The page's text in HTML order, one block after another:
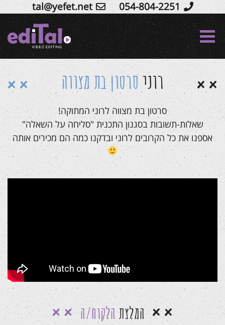
Skip
to
content
054-804-2251
tal@yefet.net
רוניסרטון בת מצווה
סרטון בת מצווה לרוני המתוקה!
שאלות-תשובות בסגנון התכנית "סליחה על השאלה"
אספנו את כל הקרובים לרוני ובדקנו כמה הם מכירים אותה
המלצת הלקוח/ה